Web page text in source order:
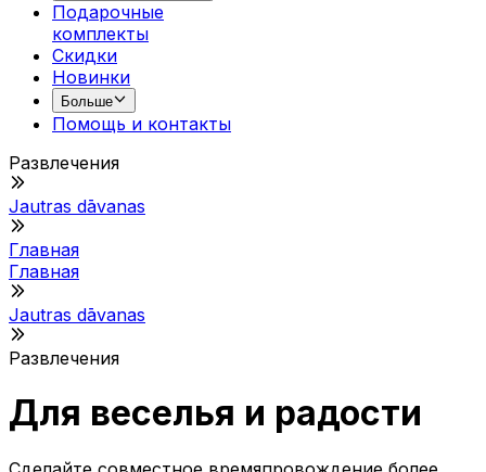
Подарочные
комплекты
Скидки
Новинки
Больше
Помощь и контакты
Развлечения
Jautras dāvanas
Главная
Главная
Jautras dāvanas
Развлечения
Для веселья и радости